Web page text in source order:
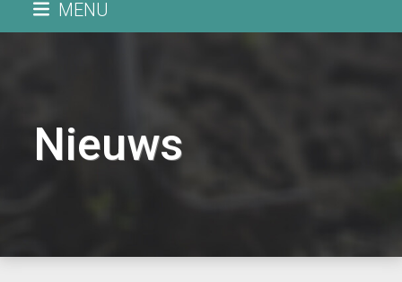
MENU
Nieuws